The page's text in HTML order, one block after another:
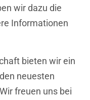
wir dazu die
Informationen
bieten wir ein
neuesten
freuen uns bei